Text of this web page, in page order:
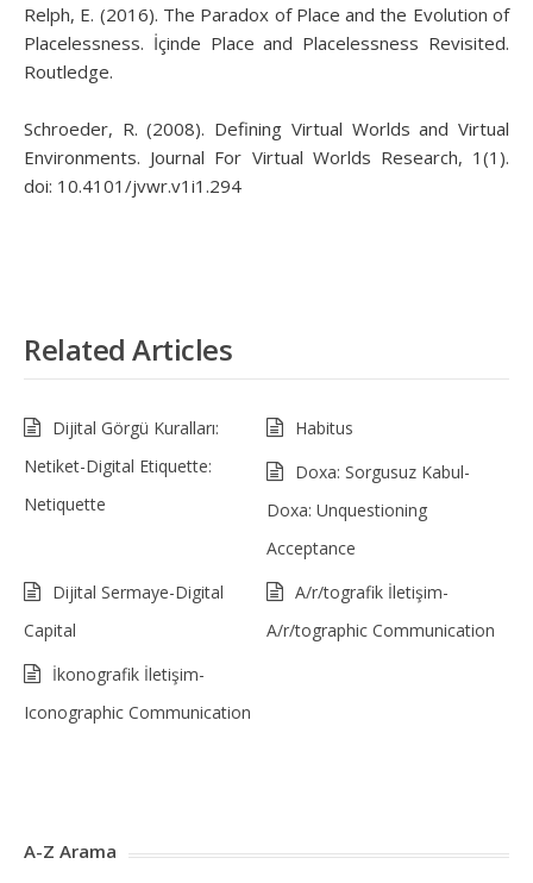
Relph, E. (2016). The Paradox of Place and the Evolution of
Placelessness. İçinde Place and Placelessness Revisited.
Routledge.
Schroeder, R. (2008). Defining Virtual Worlds and Virtual
Environments. Journal For Virtual Worlds Research, 1(1).
doi: 10.4101/jvwr.v1i1.294
Related Articles
Dijital Görgü Kuralları:
Netiket-Digital Etiquette:
Netiquette
Habitus
Doxa: Sorgusuz Kabul-
Doxa: Unquestioning
Acceptance
Dijital Sermaye-Digital
Capital
A/r/tografik İletişim-
A/r/tographic Communication
İkonografik İletişim-
Iconographic Communication
A-Z Arama